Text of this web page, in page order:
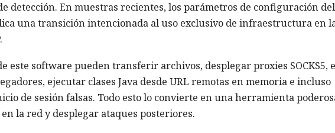
detección. En muestras recientes, los parámetros de configuración
una transición intencionada al uso exclusivo de infraestructura en
este software pueden transferir archivos, desplegar proxies SOCKS5,
ejecutar clases Java desde URL remotas en memoria e incluso
de sesión falsas. Todo esto lo convierte en una herramienta
la red y desplegar ataques posteriores.